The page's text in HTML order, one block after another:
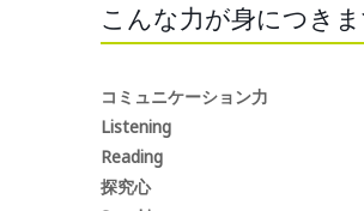
こんな力が身につき
コミュニケーション力
Listening
Reading
探究心